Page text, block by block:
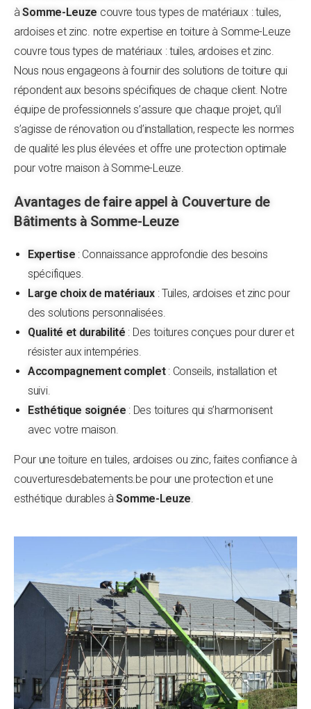
àSomme-Leuze couvre tous types de matériaux : tuiles,
ardoises et zinc. notre expertise en toiture à Somme-Leuze
couvre tous types de matériaux : tuiles, ardoises et zinc.
Nous nous engageons à fournir des solutions de toiture qui
répondent aux besoins spécifiques de chaque client. Notre
équipe de professionnels s’assure que chaque projet, qu’il
s’agisse de rénovation ou d’installation, respecte les normes
de qualité les plus élevées et offre une protection optimale
pour votre maison à Somme-Leuze.
Avantages de faire appel à Couverture de
Bâtiments à Somme-Leuze
Expertise : Connaissance approfondie des besoins
spécifiques.
Large choix de matériaux: Tuiles, ardoises et zinc pour
des solutions personnalisées.
Qualité et durabilité : Des toitures conçues pour durer et
résister aux intempéries.
Accompagnement complet: Conseils, installation et
suivi.
Esthétique soignée : Des toitures qui s’harmonisent
avec votre maison.
Pour une toiture en tuiles, ardoises ou zinc, faites confiance à
couverturesdebatements.be pour une protection et une
esthétique durables àSomme-Leuze.